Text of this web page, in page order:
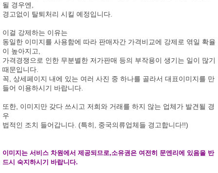
될 경우엔,
경고없이 탈퇴처리 시킬 예정입니다.
이걸 강제하는 이유는
동일한 이미지를 사용함에 따라 판매자간 가격비교에 강제로 엮일 확율
이 높아지고,
가격경쟁으로 인한 무분별한 저가판매 등의 부작용이 생기는 일이 많기
때문입니다.
꼭, 상세페이지 내에 있는 여러 사진 중 하나를 골라서 대표이미지를 만
들어 이용하시기 바랍니다.
또한, 이미지만 갖다 쓰시고 저희와 거래를 하지 않는 업체가 발견될 경
우
법적인 조치 들어갑니다. (특히, 중국의류업체들 경고합니다!!)
이미지는 서비스 차원에서 제공되므로,소유권은 여전히 문엔리에 있음을 반
드시 숙지하시기 바랍니다.